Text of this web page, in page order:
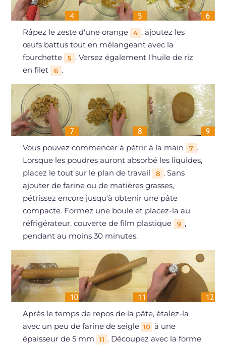
Râpez le zeste d'une orange 4 , ajoutez les
œufs battus tout en mélangeant avec la
fourchette
5 . Versez également l'huile de riz
en filet
6 .
Vous pouvez commencer à pétrir à la main 7 .
Lorsque les poudres auront absorbé les liquides,
placez le tout sur le plan de travail
8 . Sans
ajouter de farine ou de matières grasses,
pétrissez encore jusqu'à obtenir une pâte
compacte. Formez une boule et placez-la au
réfrigérateur, couverte de film plastique
9 ,
pendant au moins 30 minutes.
Après le temps de repos de la pâte, étalez-la
avec un peu de farine de seigle 10 à une
épaisseur de 5 mm
11 . Découpez avec la forme